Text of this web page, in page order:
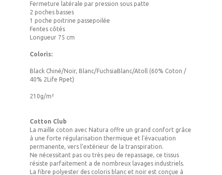
Fermeture latérale par pression sous patte
2 poches basses
1 poche poitrine passepoilée
Fentes côtés
Longueur 75 cm
Coloris:
Black Chiné/Noir, Blanc/FuchsiaBlanc/Atoll (60% Coton /
40% 2Life Rpet)
210g/m²
Cotton Club
La maille coton avec Natura offre un grand confort grâce
à une forte régularisation thermique et l'évacuation
permanente, vers l'extérieur de la transpiration.
Ne nécessitant pas ou très peu de repassage, ce tissus
résiste parfaitement a de nombreux lavages industriels.
La fibre polyester des coloris blanc et noir est conçue à